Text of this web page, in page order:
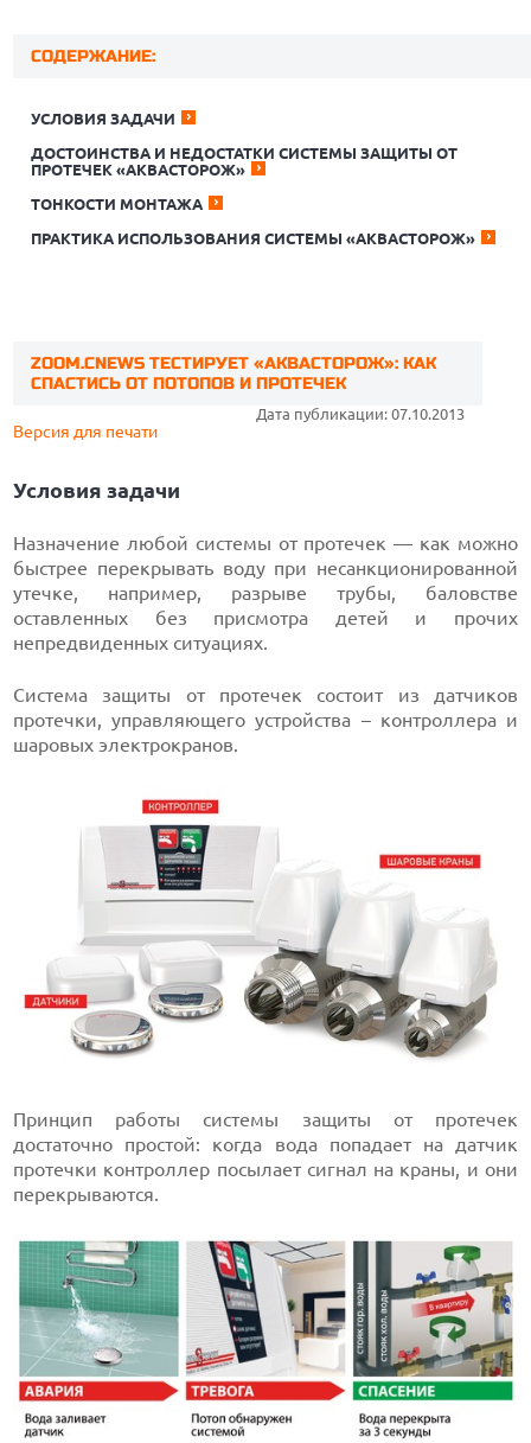
СОДЕРЖАНИЕ:
УСЛОВИЯ ЗАДАЧИ
ДОСТОИНСТВА И НЕДОСТАТКИ СИСТЕМЫ ЗАЩИТЫ ОТ
ПРОТЕЧЕК «АКВАСТОРОЖ»
ТОНКОСТИ МОНТАЖА
ПРАКТИКА ИСПОЛЬЗОВАНИЯ СИСТЕМЫ «АКВАСТОРОЖ»
ZOOM.CNEWS ТЕСТИРУЕТ «АКВАСТОРОЖ»: КАК
СПАСТИСЬ ОТ ПОТОПОВ И ПРОТЕЧЕК
Дата публикации: 07.10.2013
Версия для печати
Условия задачи
Назначение любой системы от протечек — как можно
быстрее перекрывать воду при несанкционированной
утечке, например, разрыве трубы, баловстве
оставленных без присмотра детей и прочих
непредвиденных ситуациях.
Система защиты от протечек состоит из датчиков
протечки, управляющего устройства – контроллера и
шаровых электрокранов.
Принцип работы системы защиты от протечек
достаточно простой: когда вода попадает на датчик
протечки контроллер посылает сигнал на краны, и они
перекрываются.